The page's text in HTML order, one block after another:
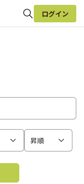
ログイン
昇順